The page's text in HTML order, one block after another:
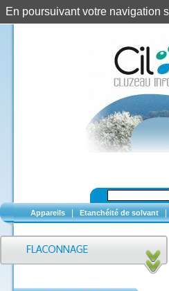
Appareils Etanchéité de solvant
En poursuivant votre